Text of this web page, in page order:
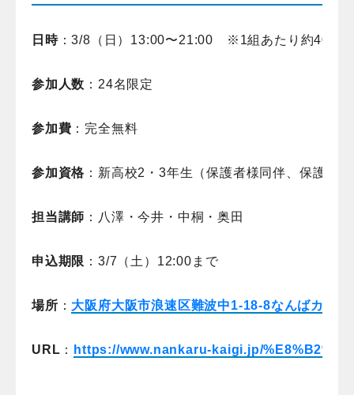
日時
参加人数 ：24名限定
参加費 ：完全無料
参加資格 ：新高校2・3年生（保護者様同伴、保護者
担当講師 ：八澤・今井・中桐・奥田
申込期限 ：3/7（土）12:00まで
場所 ： 大阪府大阪市浪速区難波中1-18-8なんばカル
URL ： https://www.nankaru-kaigi.jp/